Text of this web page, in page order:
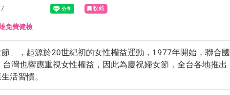
收藏
免費健檢
」，起源於20世紀初的女性權益運動，1977年開始，聯合國
灣也響應重視女性權益，因此為慶祝婦女節，全台各地推出
活習慣。